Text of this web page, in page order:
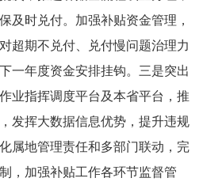
及时兑付。加强补贴资金管理，
超期不兑付、兑付慢问题治理力
一年度资金安排挂钩。三是突出
业指挥调度平台及本省平台，推
发挥大数据信息优势，提升违规
属地管理责任和多部门联动，完
，加强补贴工作各环节监督管